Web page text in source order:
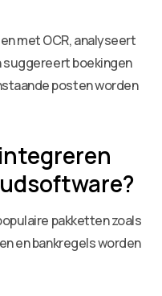
met OCR, analyseert
suggereert boekingen
posten worden
pakketten zoals
en bankregels worden